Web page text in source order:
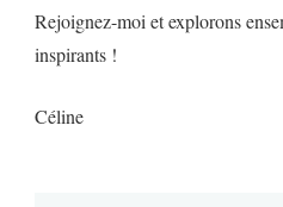
Rejoignez-moi et explorons
inspirants !
Céline